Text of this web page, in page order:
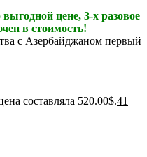
цене, 3-х разовое
в стоимость!
с Азербайджаном первый
составляла 520.00$.41